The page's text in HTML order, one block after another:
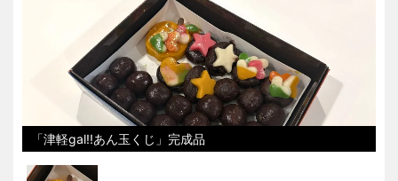
「津軽gal!!あん玉くじ」完成品